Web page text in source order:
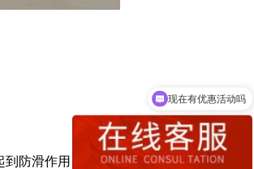
到防滑作用，含四个储物柜。
可以介绍下你们的产品么